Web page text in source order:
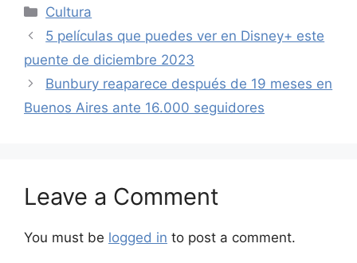
Categories
Cultura
5 películas que puedes ver en Disney+ este
puente de diciembre 2023
Bunbury reaparece después de 19 meses en
Buenos Aires ante 16.000 seguidores
Leave a Comment
You must be logged in to post a comment.